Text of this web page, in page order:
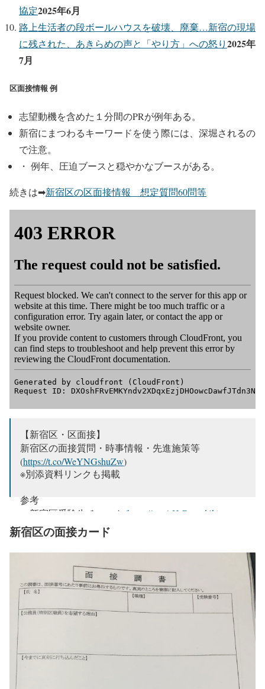
協定2025年6月
路上生活者の段ボールハウスを破壊、廃棄…新宿の現場
に残された、あきらめの声と「やり方」への怒り2025年
7月
区面接情報 例
志望動機を含めた１分間のPRが例年ある。
新宿にまつわるキーワードを使う際には、深堀されるの
で注意。
・ 例年、圧迫ブースと穏やかなブースがある。
続きは➡新宿区の区面接情報 想定質問60問等
【新宿区・区面接】
新宿区の面接質問・時事情報・先進施策等
(https://t.co/WeYNGshuZw)
※別添資料リンクも掲載
参考
・新宿区受験生チャット(https://t.co/cHrBxvad4k )
・新宿研究(https://t.co/QAYGevtQvF
https://t.co/xasowIBj1A
(@publicpenguin23)
July 18, 2023
新宿区の面接カード